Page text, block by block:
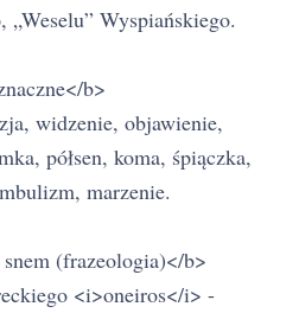
Wyspiańskiego.
b>
widzenie, objawienie,
półsen, koma, śpiączka,
marzenie.
(frazeologia)</b>
<i>oneiros</i> -